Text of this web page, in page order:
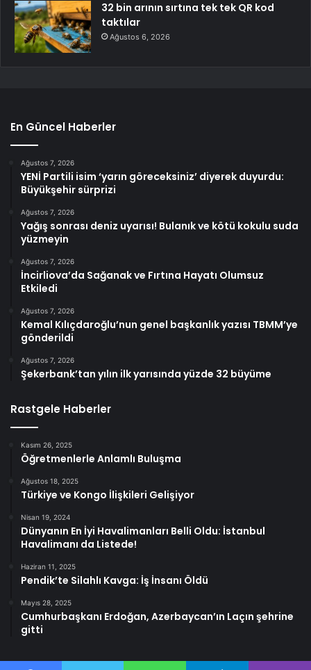
32 bin arının sırtına tek tek QR kod
taktılar
Ağustos 6, 2026
En Güncel Haberler
Ağustos 7, 2026
YENİ Partili isim ‘yarın göreceksiniz’ diyerek duyurdu:
Büyükşehir sürprizi
Ağustos 7, 2026
Yağış sonrası deniz uyarısı! Bulanık ve kötü kokulu suda
yüzmeyin
Ağustos 7, 2026
İncirliova’da Sağanak ve Fırtına Hayatı Olumsuz
Etkiledi
Ağustos 7, 2026
Kemal Kılıçdaroğlu’nun genel başkanlık yazısı TBMM’ye
gönderildi
Ağustos 7, 2026
Şekerbank’tan yılın ilk yarısında yüzde 32 büyüme
Rastgele Haberler
Kasım 26, 2025
Öğretmenlerle Anlamlı Buluşma
Ağustos 18, 2025
Türkiye ve Kongo İlişkileri Gelişiyor
Nisan 19, 2024
Dünyanın En İyi Havalimanları Belli Oldu: İstanbul
Havalimanı da Listede!
Haziran 11, 2025
Pendik’te Silahlı Kavga: İş İnsanı Öldü
Mayıs 28, 2025
Cumhurbaşkanı Erdoğan, Azerbaycan’ın Laçın şehrine
gitti